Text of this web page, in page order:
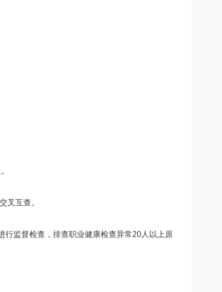
叉互查。
行监督检查，排查职业健康检查异常20人以上原